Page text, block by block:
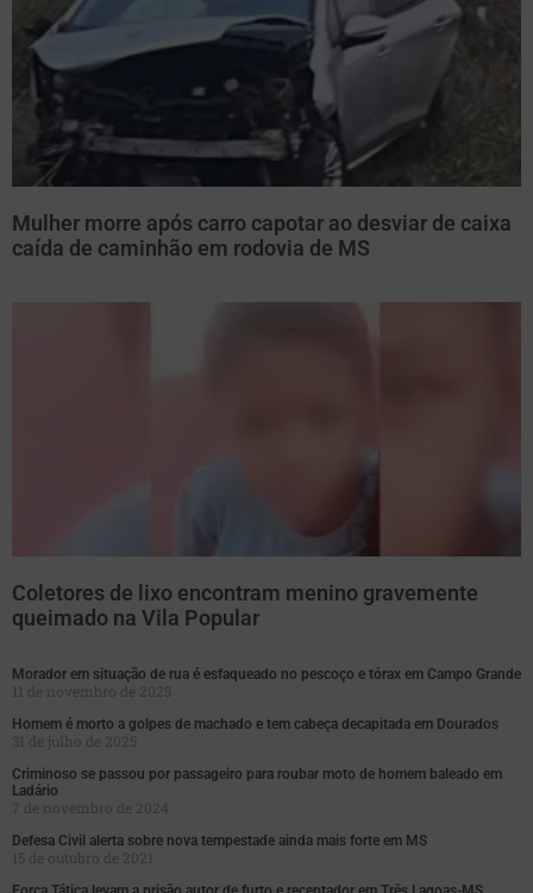
Mulher morre após carro capotar ao desviar de caixa
caída de caminhão em rodovia de MS
Coletores de lixo encontram menino gravemente
queimado na Vila Popular
Morador em situação de rua é esfaqueado no pescoço e tórax em Campo Grande
11 de novembro de 2025
Homem é morto a golpes de machado e tem cabeça decapitada em Dourados
31 de julho de 2025
Criminoso se passou por passageiro para roubar moto de homem baleado em
Ladário
7 de novembro de 2024
Defesa Civil alerta sobre nova tempestade ainda mais forte em MS
15 de outubro de 2021